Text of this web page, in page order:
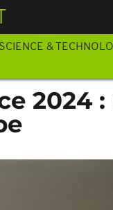
SCIENCE &
2024